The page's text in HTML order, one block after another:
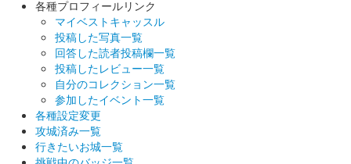
国吉城 御城印
販売終了
若狭国吉城歴史資料館にて30袋限定で発売された福袋に必ず入っ
ている御城印。30枚限定で、福袋は過去に発売された国吉城の御
城印がランダムで入っており計５枚入で1000円で福袋は発売さ
れた。
各種プロフィールリンク
マイベストキャッスル
投稿した写真一覧
回答した読者投稿欄一覧
投稿したレビュー一覧
自分のコレクション一覧
参加したイベント一覧
各種設定変更
攻城済み一覧
行きたいお城一覧